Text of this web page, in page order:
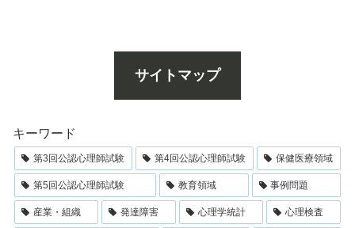
サイトマップ
キーワード
第3回公認心理師試験 第4回公認心理師試験 保健医療領域
第5回公認心理師試験 教育領域 事例問題
産業・組織 発達障害 心理学統計 心理検査